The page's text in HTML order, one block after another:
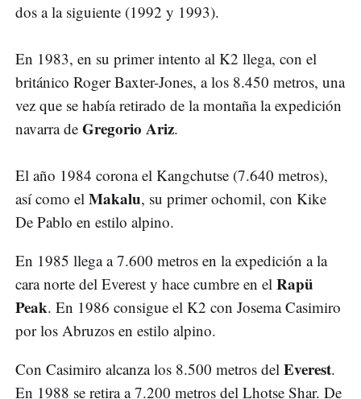
dos a la siguiente (1992 y 1993).
En 1983, en su primer intento al K2 llega, con el
británico Roger Baxter-Jones, a los 8.450 metros, una
vez que se había retirado de la montaña la expedición
navarra de Gregorio Ariz.
El año 1984 corona el Kangchutse (7.640 metros),
así como el Makalu, su primer ochomil, con Kike
De Pablo en estilo alpino.
En 1985 llega a 7.600 metros en la expedición a la
cara norte del Everest y hace cumbre en el Rapü
Peak. En 1986 consigue el K2 con Josema Casimiro
por los Abruzos en estilo alpino.
Con Casimiro alcanza los 8.500 metros del Everest.
En 1988 se retira a 7.200 metros del Lhotse Shar. De